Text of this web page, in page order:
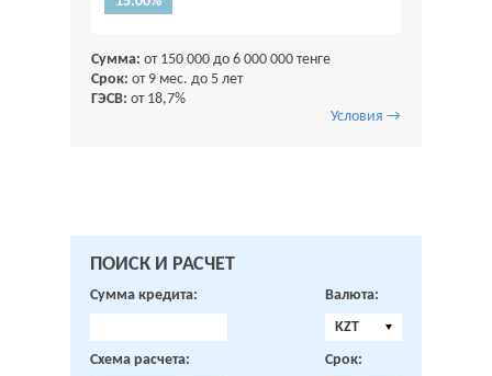
Сумма: от 150 000 до 6 000 000 тенге
Срок: от 9 мес. до 5 лет
ГЭСВ: от 18,7%
Условия →
ПОИСК И РАСЧЕТ
Сумма кредита:
Валюта:
KZT
Схема расчета:
Срок: